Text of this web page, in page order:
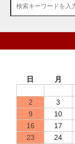
日
月
2
3
9
10
16
17
23
24